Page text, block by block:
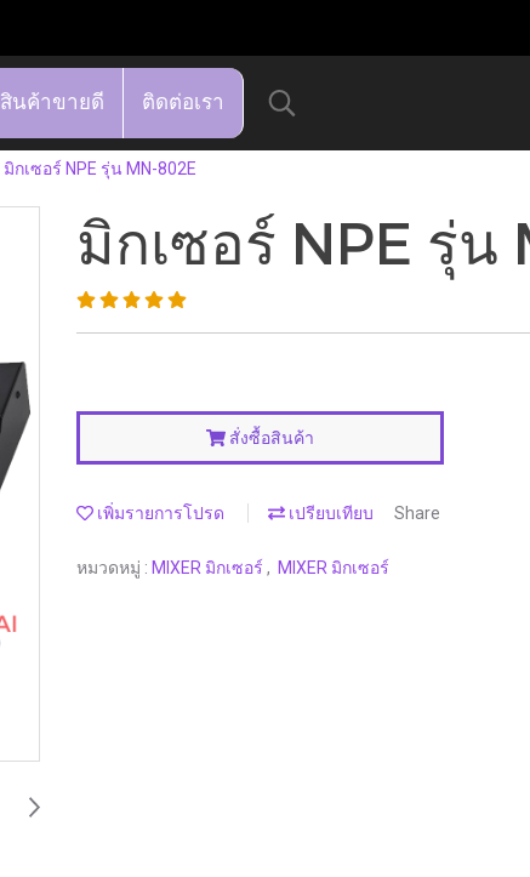
สินค้าขายดี ติดต่อเรา
มิกเซอร์ NPE รุ่น MN-802E
มิกเซอร์ NPE รุ่น
สั่งซื้อสินค้า
เพิ่มรายการโปรด เปรียบเทียบ Share
หมวดหมู่ : MIXER มิกเซอร์ , MIXER มิกเซอร์